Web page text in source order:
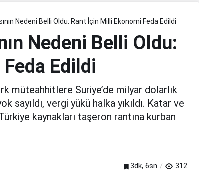
Nedeni Belli Oldu: Rant İçin Milli Ekonomi Feda Edildi
Nedeni Belli Oldu:
Edildi
müteahhitlere Suriye’de milyar dolarlık
sayıldı, vergi yükü halka yıkıldı. Katar ve
kaynakları taşeron rantına kurban
3dk, 6sn 312